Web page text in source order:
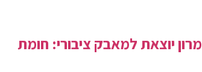
יוצאת למאבק ציבורי: חומת